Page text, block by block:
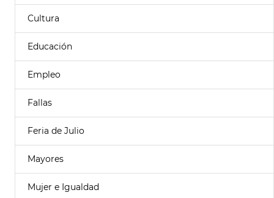
Cultura
Educación
Empleo
Fallas
Feria de Julio
Mayores
Mujer e Igualdad